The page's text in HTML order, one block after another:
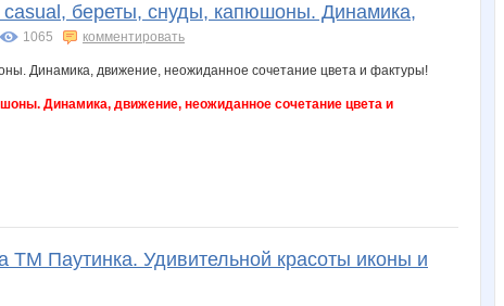
береты, снуды, капюшоны. Динамика,
1065 комментировать
Динамика, движение, неожиданное сочетание цвета и
Паутинка. Удивительной красоты иконы и